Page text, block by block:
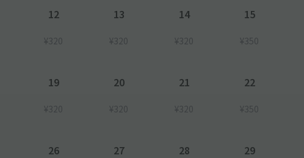
12
¥320
13
¥320
14
¥320
15
¥350
19
¥320
20
¥320
21
¥320
22
¥350
26 27 28 29